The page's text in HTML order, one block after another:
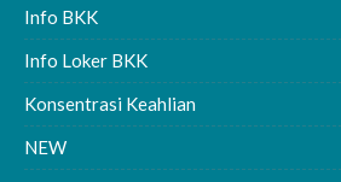
Info BKK
Info Loker BKK
Konsentrasi Keahlian
NEW